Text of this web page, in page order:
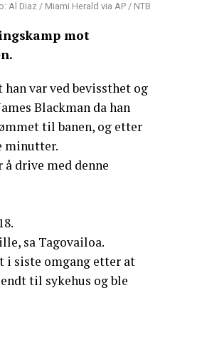
Al Diaz / Miami Herald via AP / NTB
mot
var ved bevissthet og
Blackman da han
til banen, og etter
minutter.
drive med denne
sa Tagovailoa.
i siste omgang etter at
til sykehus og ble